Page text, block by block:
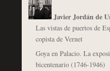
Javier Jordán de
Las vistas de puertos de
copista de Vernet
Goya en Palacio. La
bicentenario (1746-1946)